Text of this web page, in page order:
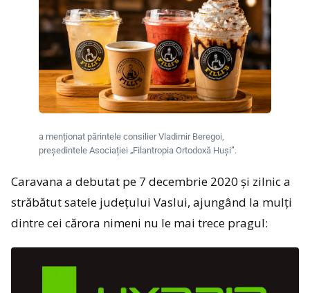
a menționat părintele consilier Vladimir Beregoi,
președintele Asociației „Filantropia Ortodoxă Huși”.
Caravana a debutat pe 7 decembrie 2020 și zilnic a
străbătut satele județului Vaslui, ajungând la mulți
dintre cei cărora nimeni nu le mai trece pragul: